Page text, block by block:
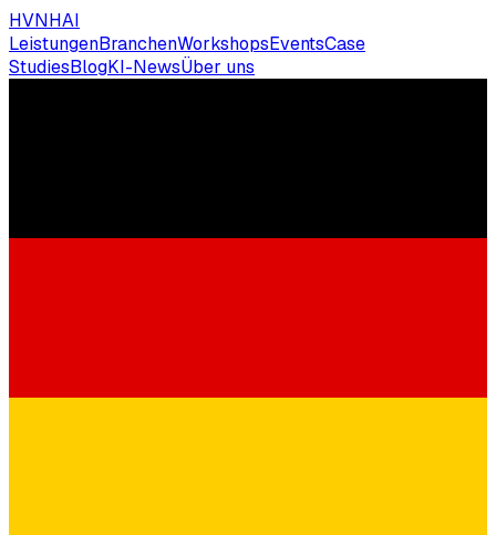
HVNHAI
LeistungenBranchenWorkshopsEventsCase
StudiesBlogKI-NewsÜber uns